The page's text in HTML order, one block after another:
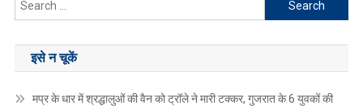
for:
इसे न चूकें
मप्र के धार में श्रद्धालुओं की वैन को ट्रॉले ने मारी टक्कर, गुजरात के 6 युवकों की